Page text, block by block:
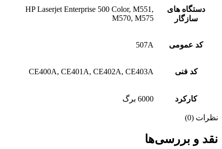
دستگاه های
سازگار
HP Laserjet Enterprise 500 Color, M551,
M570, M575
کد عمومی 507A
کد فنی CE400A, CE401A, CE402A, CE403A
کارکرد 6000 برگ
نظرات (0)
نقد و بررسی‌ها